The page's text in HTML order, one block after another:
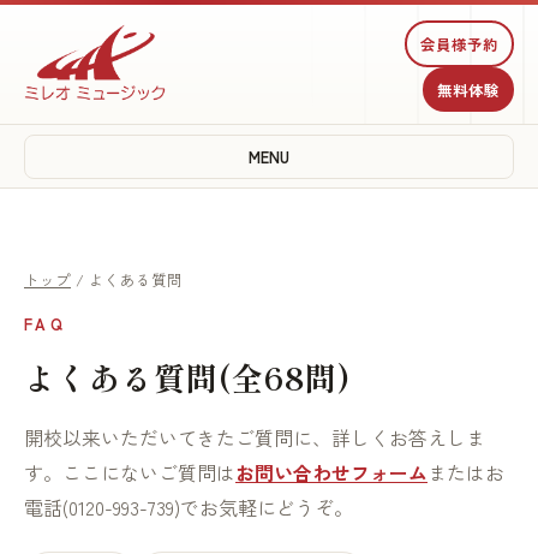
会員様予約
無料体験
MENU
トップ / よくある質問
FAQ
よくある質問(全68問)
開校以来いただいてきたご質問に、詳しくお答えしま
す。ここにないご質問はお問い合わせフォームまたはお
電話(0120-993-739)でお気軽にどうぞ。